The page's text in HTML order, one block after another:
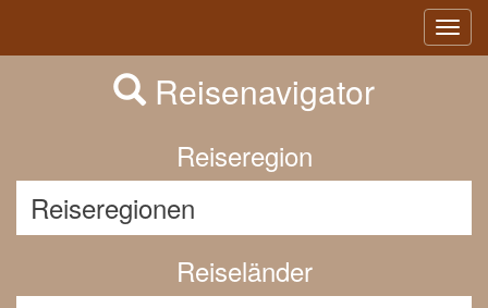
Reisenavigator
Reiseregion
Reiseländer